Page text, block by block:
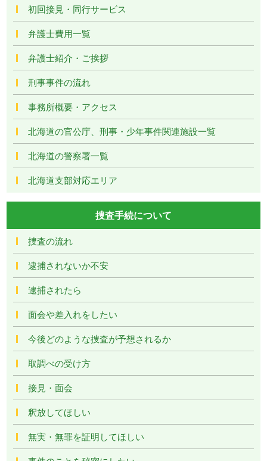
初回接見・同行サービス
弁護士費用一覧
弁護士紹介・ご挨拶
刑事事件の流れ
事務所概要・アクセス
北海道の官公庁、刑事・少年事件関連施設一覧
北海道の警察署一覧
北海道支部対応エリア
捜査手続について
捜査の流れ
逮捕されないか不安
逮捕されたら
面会や差入れをしたい
今後どのような捜査が予想されるか
取調べの受け方
接見・面会
釈放してほしい
無実・無罪を証明してほしい